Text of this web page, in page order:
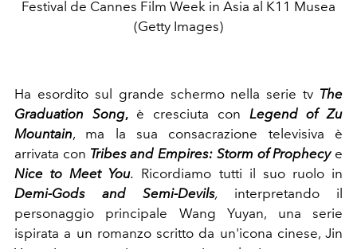
Festival de Cannes Film Week in Asia al K11 Musea
(Getty Images)
Ha esordito sul grande schermo nella serie tv The
Graduation Song,è cresciuta con Legend of Zu
Mountain, ma la sua consacrazione televisiva è
arrivata con Tribes and Empires: Storm of Prophecy e
Nice to Meet You. Ricordiamo tutti il ​​suo ruolo in
Demi-Gods
and Semi-Devils, interpretando il
personaggio principale Wang Yuyan, una serie
ispirata a un romanzo scritto da un'icona cinese, Jin